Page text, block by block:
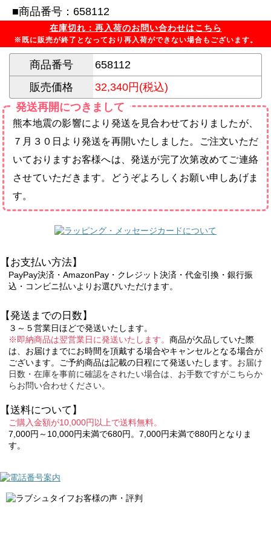
■商品番号：658112
在庫切れ：再入荷のお問い合わせはこちら
※既に販売が終了となっており再入荷ができない場合もございます。
商品番号
658112
販売価格
32,340円(税込)
発送再開につきまして
熊本地震の影響により発送を見合わせておりましたが、
７月３０日より発送を再開いたしました。ご注文いただ
いておりますお客様へは、発送が完了次第改めてご連絡
させていただきます。どうぞよろしくお願い申しあげま
す。
【お支払い方法】
PayPay決済・AmazonPay・クレジット決済・代金引換・銀行振
込・コンビニ払いよりお選びいただけます。
【発送までの日数】
３～５営業日ほどで発送いたします。
※即納商品は翌営業日に発送いたします。 商品が欠品していた際
は、お届けまでにお時間を頂戴する場合やキャンセルとなる場合が
ございます。ご予約商品は記載の日程にて発送いたします。 お届け
日数・在庫を事前に確認をされたい場合は、お手数ですがこちらか
らお問い合わせください。
【送料について】
ご購入金額が10,000円以上で送料無料。
7,000円～10,000円未満で680円。7,000円未満で880円となりま
す。